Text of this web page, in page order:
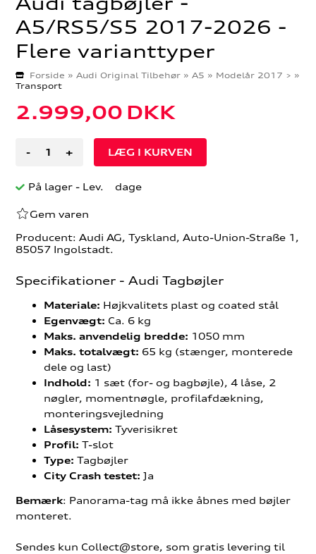
A5/RS5/S5 2017-2026 -
Flere varianttyper
Forside »Audi Original Tilbehør »A5 » Modelår 2017 > »
Transport
2.999,00 DKK
- +
På lager- Lev. dage
Gem varen
Producent: Audi AG, Tyskland, Auto-Union-Straße 1,
85057 Ingolstadt.
Specifikationer - Audi Tagbøjler
Materiale: Højkvalitets plast og coated stål
Egenvægt: Ca. 6 kg
Maks. anvendelig bredde: 1050 mm
Maks. totalvægt: 65 kg (stænger, monterede
dele og last)
Indhold: 1 sæt (for- og bagbøjle), 4 låse, 2
nøgler, momentnøgle, profilafdækning,
monteringsvejledning
Låsesystem: Tyverisikret
Profil: T-slot
Type: Tagbøjler
City Crash testet: Ja
Bemærk: Panorama-tag må ikke åbnes med bøjler
monteret.
Sendes kun Collect@store, som gratis levering til